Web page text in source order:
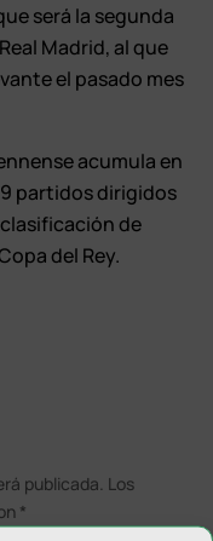
será la segunda
Madrid, al que
el pasado mes
acumula en
partidos dirigidos
de
del Rey.
publicada. Los
*